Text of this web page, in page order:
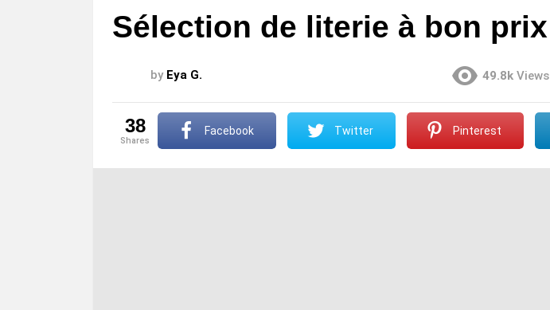
Sélection de literie à bon prix
by Eya G. 49.8k Views
38
shares
Facebook Twitter Pinterest